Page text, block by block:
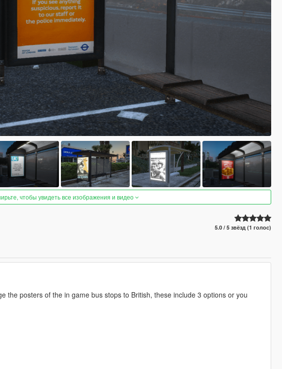
чтобы увидеть все изображения и видео
5.0 / 5 звёзд (1 голос)
the posters of the in game bus stops to British, these include 3 options or you